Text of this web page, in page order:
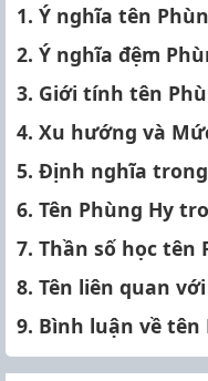
1. Ý nghĩa tên
2. Ý nghĩa đệm
3. Giới tính tên
4. Xu hướng và
5. Định nghĩa
6. Tên Phùng Hy
7. Thần số học tên
8. Tên liên quan
9. Bình luận về tên